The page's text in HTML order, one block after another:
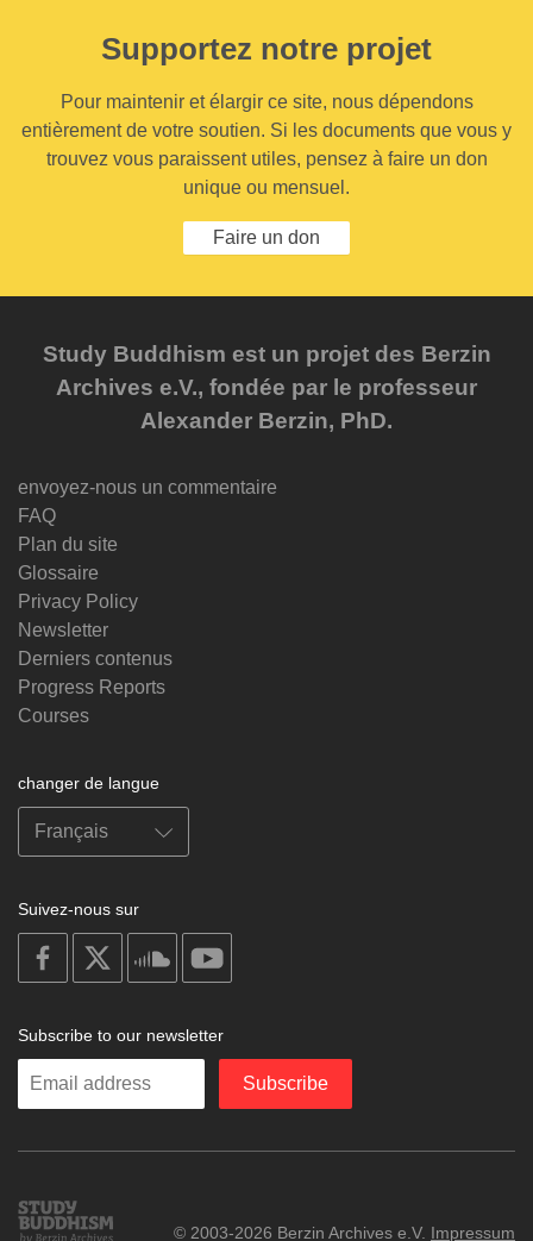
Supportez notre projet
Pour maintenir et élargir ce site, nous dépendons
entièrement de votre soutien. Si les documents que vous y
trouvez vous paraissent utiles, pensez à faire un don
unique ou mensuel.
Faire un don
Study Buddhism est un projet des Berzin
Archives e.V., fondée par le professeur
Alexander Berzin, PhD.
envoyez-nous un commentaire
FAQ
Plan du site
Glossaire
Privacy Policy
Newsletter
Derniers contenus
Progress Reports
Courses
changer de langue
Suivez-nous sur
on
facebook
soundcloud
Subscribe to our newsletter
Enter
Subscribe
Study
Buddhism
© 2003-2026 Berzin Archives e.V. Impressum